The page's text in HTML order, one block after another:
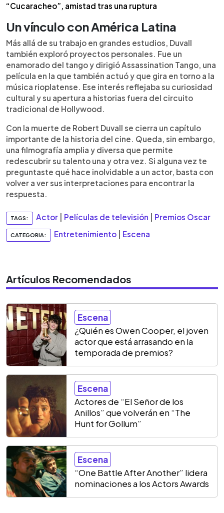
“Cucaracheo”, amistad tras una ruptura
Un vínculo con América Latina
Más allá de su trabajo en grandes estudios, Duvall
también exploró proyectos personales. Fue un
enamorado del tango y dirigió Assassination Tango, una
película en la que también actuó y que gira en torno a la
música rioplatense. Ese interés reflejaba su curiosidad
cultural y su apertura a historias fuera del circuito
tradicional de Hollywood.
Con la muerte de Robert Duvall se cierra un capítulo
importante de la historia del cine. Queda, sin embargo,
una filmografía amplia y diversa que permite
redescubrir su talento una y otra vez. Si alguna vez te
preguntaste qué hace inolvidable a un actor, basta con
volver a ver sus interpretaciones para encontrar la
respuesta.
TAGS: Actor Películas de televisión Premios Oscar
CATEGORIA: Entretenimiento Escena
Artículos Recomendados
Escena
¿Quién es Owen Cooper, el joven
actor que está arrasando en la
temporada de premios?
Escena
Actores de “El Señor de los
Anillos” que volverán en “The
Hunt for Gollum”
Escena
“One Battle After Another” lidera
nominaciones a los Actors Awards